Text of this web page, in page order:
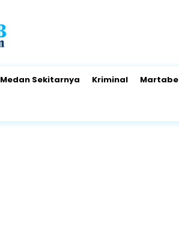
Medan Sekitarnya Kriminal Martabe